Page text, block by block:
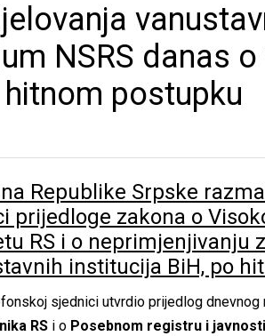
NSRS danas
postupku
Republike Srpske
prijedloge zakona o
RS i o neprimjenjivanju
institucija BiH, po
sjednici utvrdio prijedlog
RS i o Posebnom registru i